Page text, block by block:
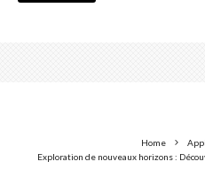
Home
Exploration de nouveaux horizons :